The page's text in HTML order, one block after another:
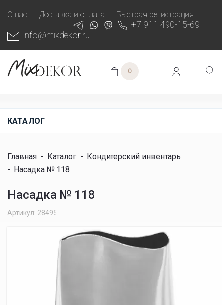
О нас Доставка и оплата Быстрая регистрация
+7 911 490-15-69
info@mixdekor.ru
0
КАТАЛОГ
Главная - Каталог - Кондитерский инвентарь
- Насадка № 118
Насадка № 118
Артикул: 28495